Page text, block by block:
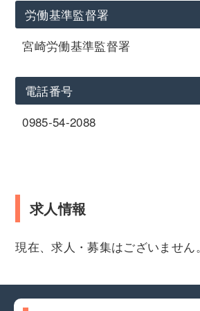
労働基準監督署
宮崎労働基準監督署
電話番号
0985-54-2088
求人情報
現在、求人・募集はございません。